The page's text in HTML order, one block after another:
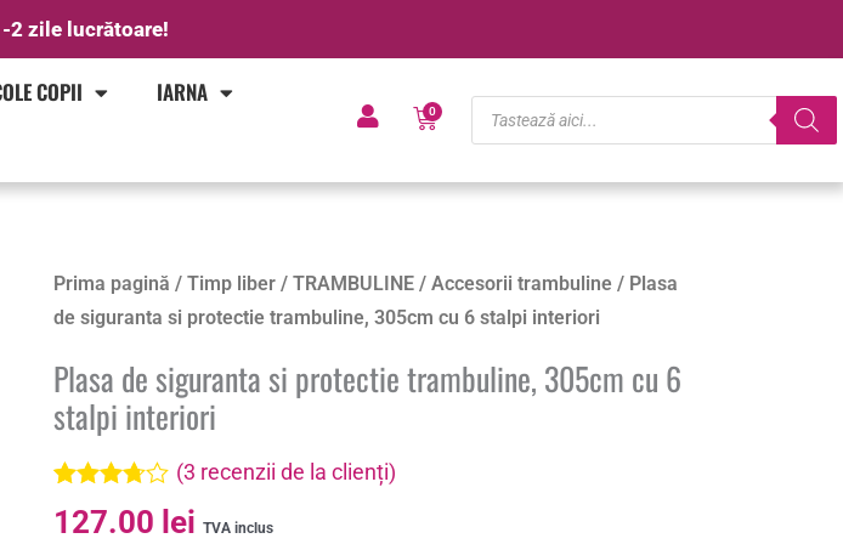
2 zile lucrătoare!
COPII
IARNA
0
Cart
Products
search
Prima pagină /Timp liber /TRAMBULINE /Accesorii trambuline / Plasa
de siguranta si protectie trambuline, 305cm cu 6 stalpi interiori
Plasa de siguranta si protectie trambuline, 305cm cu 6
stalpi interiori
Evaluat
la3.67
3
(3 recenzii de la clienți)
127.00 lei TVA inclus
Cantitate
Plasa
siguranta
si
trambuline,
305cm